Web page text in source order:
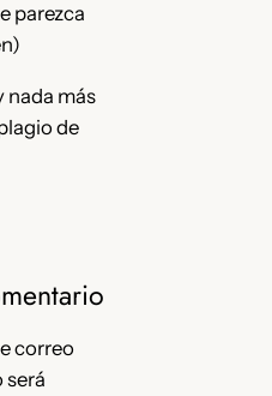
parezca
nada más
de
correo
será